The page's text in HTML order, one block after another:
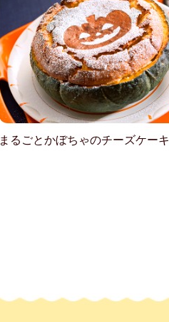
まるごとかぼちゃのチーズケーキ